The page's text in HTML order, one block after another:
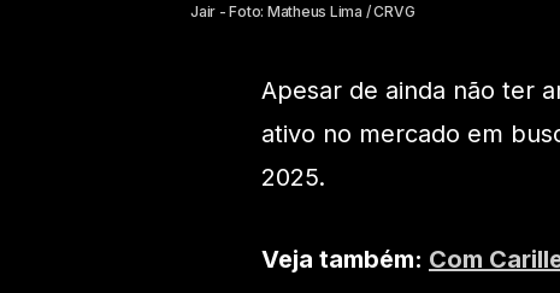
Jair - Foto: Matheus Lima / CRVG
Apesar de ainda não ter
ativo no mercado em
2025.
Veja também: Com